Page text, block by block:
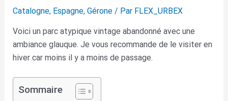
Catalogne, Espagne, Gérone/ Par FLEX_URBEX
Voici un parc atypique vintage abandonné avec une
ambiance glauque. Je vous recommande de le visiter en
hiver car moins il y a moins de passage.
Sommaire